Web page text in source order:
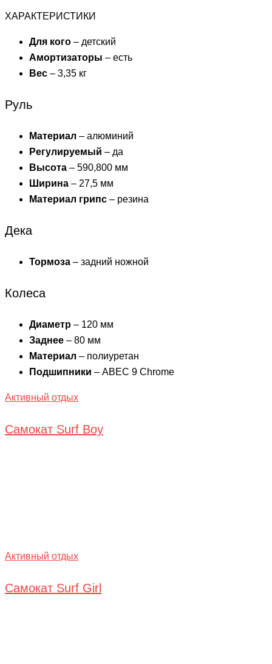
ХАРАКТЕРИСТИКИ
Для кого – детский
Амортизаторы – есть
Вес – 3,35 кг
Руль
Материал – алюминий
Регулируемый – да
Высота – 590,800 мм
Ширина – 27,5 мм
Материал грипс – резина
Дека
Тормоза – задний ножной
Колеса
Диаметр – 120 мм
Заднее – 80 мм
Материал – полиуретан
Подшипники – ABEC 9 Chrome
Активный отдых
Самокат Surf Boy
Активный отдых
Самокат Surf Girl